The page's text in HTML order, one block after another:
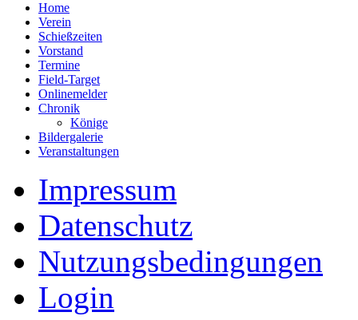
Home
Verein
Schießzeiten
Vorstand
Termine
Field-Target
Onlinemelder
Chronik
Könige
Bildergalerie
Veranstaltungen
Impressum
Datenschutz
Nutzungsbedingungen
Login